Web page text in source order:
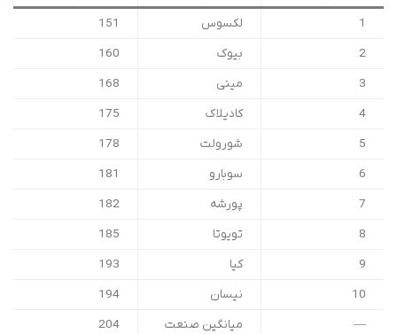
1 لکسوس
151
2
بیوک
160
3
مینی
168
4
کادیلاک
175
5
شورولت
178
6
سوبارو
181
7
پورشه
182
8
تویوتا
185
9
کیا
193
10
نیسان
194
—
میانگین صنعت 204